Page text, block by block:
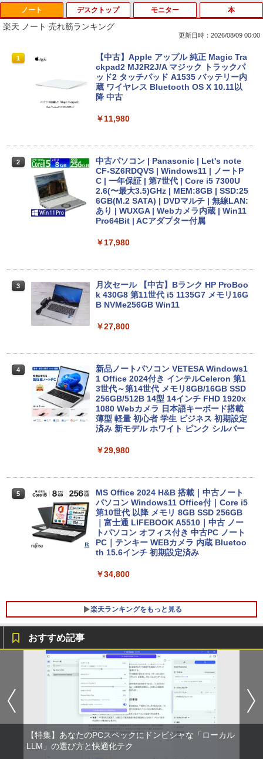
Anker Soundcore P42i (Bluetooth 6.1)【完
全ワイヤレスイヤホン/ウルトラノイズキャン
セリング 3.5 / マルチポイント接続 / 最大40時
間再生 / コンパクト形状/持ち運びに便利 / IP5
5 防塵防水位規格/PSE技術基準適合】パープ
￥9,990
Anker Soundcore P31i ピンク
Anker Soundcore Liberty 5 ディープブルー
￥14,990
軽量 ブルートゥースHi-Fi 最大36時間再生 ぶ
るーとゅーす コードレス ENCノイズキャン
セリング 自動ペアリング Type-C充電 マイク
学/WEB会議(ホワイト)
Xiaomi シャオミ REDMI Buds 8 Lite ワイヤ
レスイヤホン Bluetooth 5.4 ノイズキャンセ
リング ANC 36時間再生
￥3,480
BRUCE WAYNE feat. Flo Milli, ATL Jacob
[Explicit]
BRUCE WAYNE feat. Flo Milli, ATL Jacob
[Explicit]
￥250
見知らぬ糸
￥250
On My Road (Stadium ver.)
￥250
by Amazon 天然水 ラベルレス 500ml ×24本
富士山の天然水 バナジウム含有 水 ミネラル
ウォーター ペットボトル 静岡県産 500ミリリ
￥1,380
【Amazon.co.jp限定】 い・ろ・は・す 2L P
by Amazon 天然水ラベルレス 2L×9本
￥1,117
by Amazon 炭酸水 ラベルレス 500ml ×24本
￥1,625
みきった日本の水 2L 8本 ラベルレス [ ケース
￥998
薬屋のひとりごと 17巻 (デジタル版ビッグガ
ンガンコミックス)
異世界居酒屋「のぶ」(22) (角川コミックス・
エース)
￥832
ONE PIECE モノクロ版 115 (ジャンプコミッ
クスDIGITAL)
￥594
コミックスDIGITAL)
スーパーの裏でヤニ吸うふたり 9巻 (デジタル
ノート
楽天 ノート 売れ筋ランキング
更新日時：2026/08/09 00:00
1
【中古】Apple アップル 純正 Magic Tra
ckpad2 MJ2R2J/A マジック トラックパ
ッド2 タッチパッド A1535 バッテリー内
蔵 ワイヤレス Bluetooth OS X 10.11以
降 中古
￥11,980
2
中古パソコン | Panasonic | Let's note
CF-SZ6RDQVS | Windows11 | ノートP
C | 一年保証 | 第7世代 | Core i5 7300U
2.6(〜最大3.5)GHz | MEM:8GB | SSD:25
6GB(M.2 SATA) | DVDマルチ | 無線LAN:
あり | WUXGA | Webカメラ内蔵 | Win11
Pro64Bit | ACアダプター付属
￥17,980
3
月次セール 【中古】Bランク HP ProBoo
k 430G8 第11世代 i5 1135G7 メモリ16G
B NVMe256GB Win11
￥27,800
4
新品ノートパソコン VETESA Windows1
1 Office 2024付き インテルCeleron 第1
3世代～第14世代 メモリ8GB/16GB SSD
256GB/512B 14型 14インチ FHD 1920x
1080 Webカメラ 日本語キーボード搭載
薄型 軽量 初心者 学生 ビジネス 初期設定
済み 新モデル ホワイト ピンク シルバー
￥29,980
5
MS Office 2024 H&B 搭載｜中古ノート
パソコン Windows11 Office付｜Core i5
第10世代 以降 メモリ 8GB SSD 256GB
｜富士通 LIFEBOOK A5510｜中古 ノー
トパソコン オフィス付き 中古PC ノート
PC｜テンキー WEBカメラ 内蔵 Bluetoo
th 15.6インチ 初期設定済み
￥34,800
楽天ランキングをもっと見る
デスクトップ
【マラソン限定30%OFF】中古 HP ProD
esk 400 G5 DM 6GE69AV Core i3 9100
T 第9世代CPU メモリ8GB SSD128GB
Windows11Home 1年保証 Bランク デス
クトップパソコン【CA】 中古デスクト
ップPC 中古デスクトップパソコン 中古
パソコン 中古PC HPパソコン パソコンデ
スクトップ
￥16,800
モニター
HP フレームレス モニター 23.8インチ P
24v G4 IPSパネル フルHD HDMI VGA 中
古モニター
￥7,700
【15%OFFクーポン】KOORUI モニター
本
杖と剣のウィストリア（16） 【電子書
籍】[ 大森藤ノ ]
天は赤い河のほとり 全28巻完結セット
おすすめ記事
【特集】あなたのPCスペックにドンピシャな「ローカル
LLM」の選び方と快適化テク